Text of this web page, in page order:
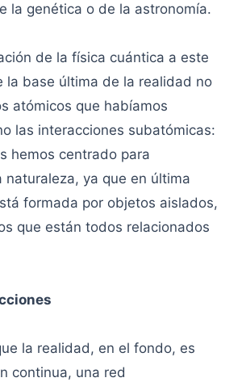
la genética o de la astronomía.
de la física cuántica a este
la base última de la realidad no
atómicos que habíamos
las interacciones subatómicas:
hemos centrado para
naturaleza, ya que en última
formada por objetos aislados,
que están todos relacionados
la realidad, en el fondo, es
continua, una red